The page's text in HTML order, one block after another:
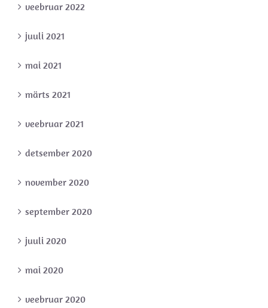
veebruar 2022
juuli 2021
mai 2021
märts 2021
veebruar 2021
detsember 2020
november 2020
september 2020
juuli 2020
mai 2020
veebruar 2020